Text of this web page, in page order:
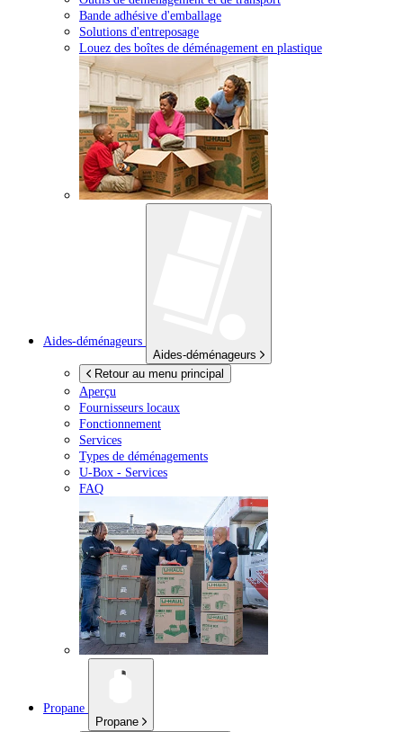
Bande adhésive d'emballage
Solutions d'entreposage
Louez des boîtes de déménagement en plastique
Aides-déménageurs
Aides-déménageurs
Retour au menu principal
Aperçu
Fournisseurs locaux
Fonctionnement
Services
Types de déménagements
U-Box - Services
FAQ
Propane
Propane